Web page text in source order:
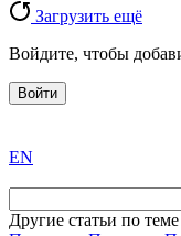
Загрузить ещё
Войдите, чтобы
Войти
the
division
agent
EN
Другие статьи по теме